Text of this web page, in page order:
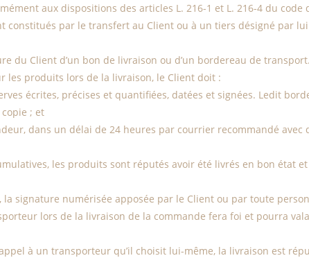
aux dispositions des articles L. 216-1 et L. 216-4 du
constitués par le transfert au Client ou à un tiers désigné par
du Client d’un bon de livraison ou d’un bordereau de transport.
les produits lors de la livraison, le Client doit :
écrites, précises et quantifiées, datées et signées. Ledit
; et
dans un délai de 24 heures par courrier recommandé avec
les produits sont réputés avoir été livrés en bon état
la signature numérisée apposée par le Client ou par toute
lors de la livraison de la commande fera foi et pourra
à un transporteur qu’il choisit lui-même, la livraison est